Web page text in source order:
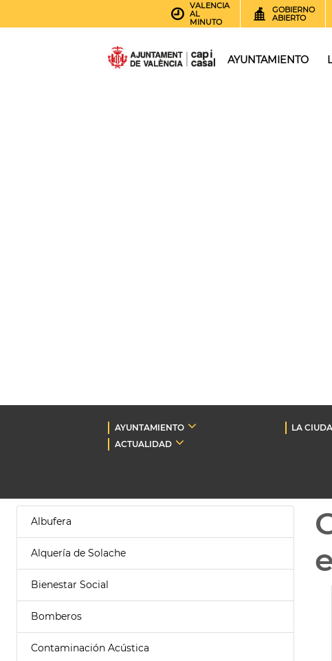
VALENCIA
AL
MINUTO
GOBIERNO
ABIERTO
AYUNTAMIENTO
AYUNTAMIENTO LA
ACTUALIDAD
Albufera
Alquería de Solache
Bienestar Social
Bomberos
Contaminación Acústica